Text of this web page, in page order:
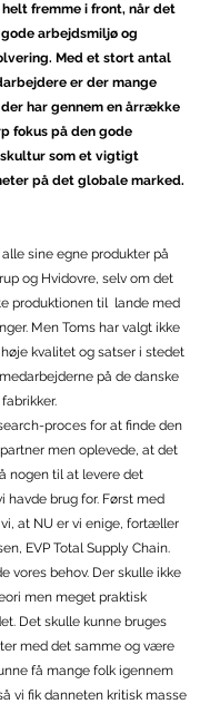
fremme i front, når det
arbejdsmiljø og
Med et stort antal
er der mange
har gennem en årrække
fokus på den gode
som et vigtigt
på det globale marked.
sine egne produkter på
og Hvidovre, selv om det
produktionen til lande med
Men Toms har valgt ikke
kvalitet og satser i stedet
på de danske
fabrikker.
proces for at finde den
men oplevede, at det
nogen til at levere det
brug for. Først med
at NU er vi enige, fortæller
EVP Total Supply Chain.
vores behov. Der skulle ikke
men meget praktisk
Det skulle kunne bruges
med det samme og være
få mange folk igennem
vi fik danneten kritisk masse